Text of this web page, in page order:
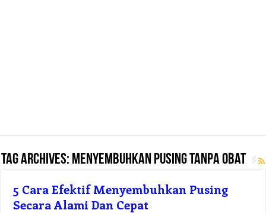
Tag Archives: menyembuhkan pusing tanpa obat
5 Cara Efektif Menyembuhkan Pusing
Secara Alami Dan Cepat